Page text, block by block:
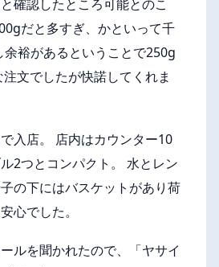
確認したところ可能とのこ
だと多すぎ、かといって千
裕があるということで250g
文でしたが快諾してくれま
入店。 店内はカウンター10
2つとコンパクト。 水とレン
の下にはバスケットがあり荷
心でした。
ルを聞かれたので、「ヤサイ